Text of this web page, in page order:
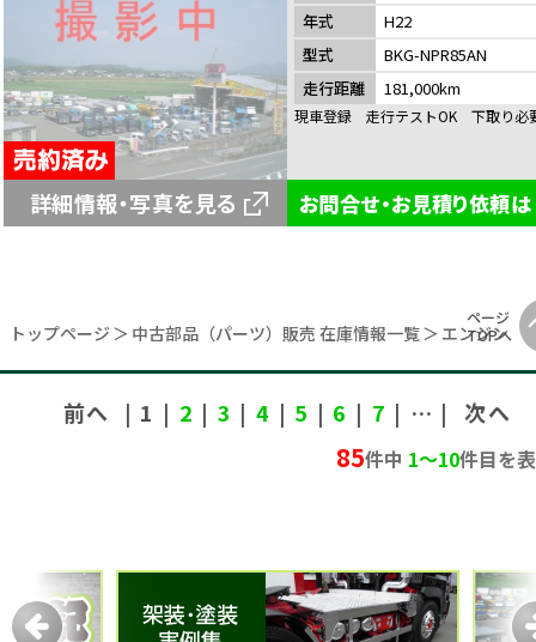
売
約済み
年式
H22
型式
BKG-NPR85AN
走行距離
181,000km
現車登録 走行テストOK 下取り必
詳細情報・写真を見る お問合せ・お見積り依頼は
トップページ 中古部品（パーツ）販売 在庫情報一覧 エンジン
ページ
TOPへ
前へ | 1 | 2 | 3 | 4 | 5 | 6 | 7 | … | 次へ
85件中 1〜10件目を